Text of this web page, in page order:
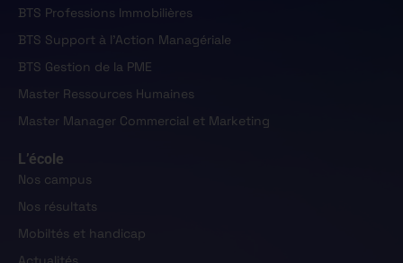
BTS Professions Immobilières
BTS Support à l'Action Managériale
BTS Gestion de la PME
Master Ressources Humaines
Master Manager Commercial et Marketing
L’école
Nos campus
Nos résultats
Mobiltés et handicap